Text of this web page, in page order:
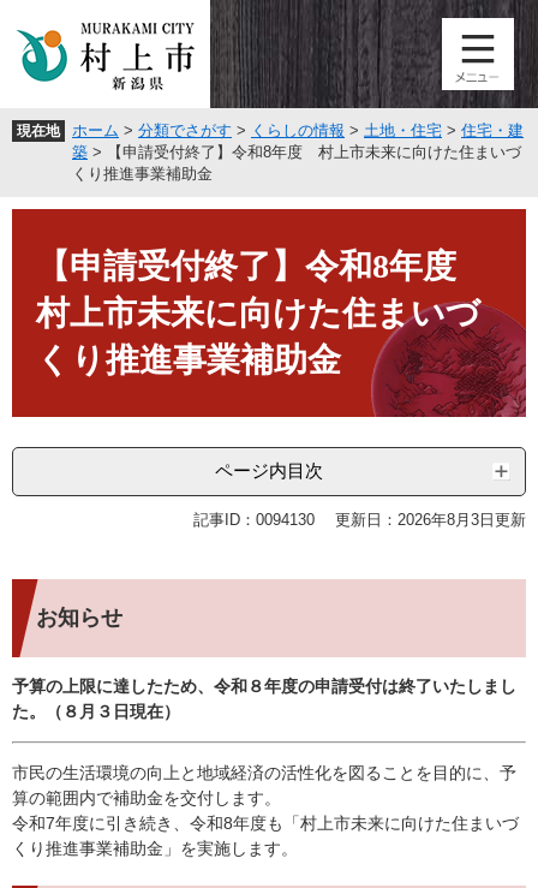
頭
。
飛
て
現在地 ホーム > 分類でさがす > くらしの情報 > 土地・住宅 > 住宅・建
築 >
【申請受付終了】令和8年度 村上市未来に向けた住まいづ
くり推進事業補助金
【申請受付終了】令和8年度
村上市未来に向けた住まいづ
くり推進事業補助金
ページ内目次
記事ID：0094130 更新日：2026年8月3日更新
お知らせ
予算の上限に達したため、令和８年度の申請受付は終了いたしまし
た。（８月３日現在）
市民の生活環境の向上と地域経済の活性化を図ることを目的に、予
算の範囲内で補助金を交付します。
令和7年度に引き続き、令和8年度も「村上市未来に向けた住まいづ
くり推進事業補助金」を実施します。